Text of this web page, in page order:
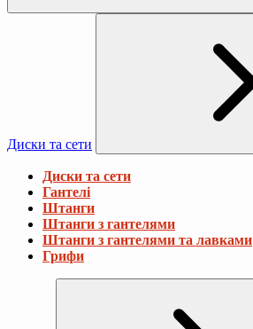
Диски та сети
Диски та сети
Гантелі
Штанги
Штанги з гантелями
Штанги з гантелями та лавками
Грифи